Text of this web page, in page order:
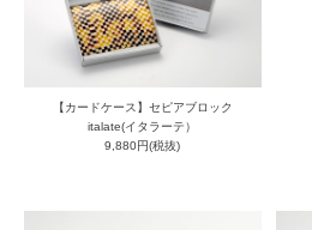
【カードケース】セピアブロック
italate(イタラーテ）
9,880円(税抜)